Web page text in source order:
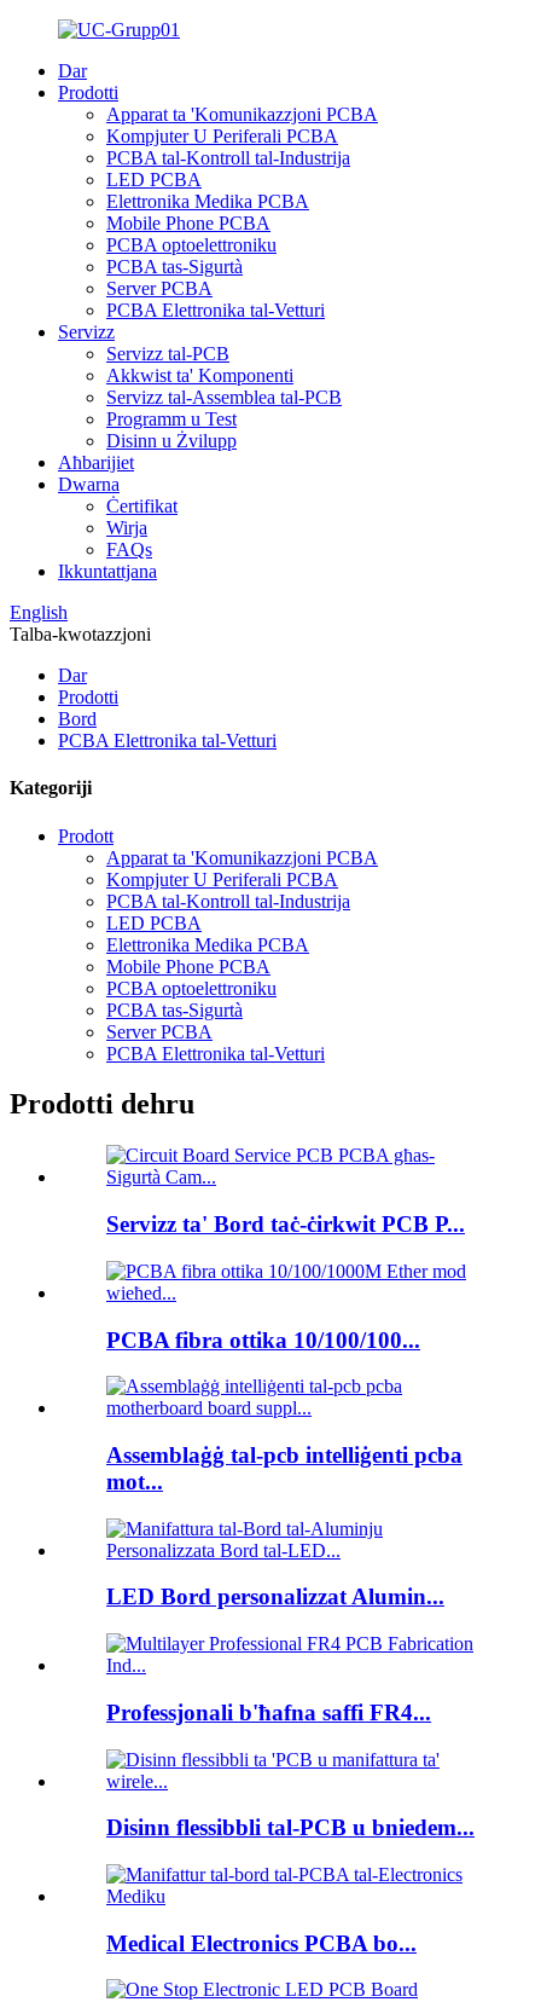
Dar
Prodotti
Apparat ta 'Komunikazzjoni PCBA
Kompjuter U Periferali PCBA
PCBA tal-Kontroll tal-Industrija
LED PCBA
Elettronika Medika PCBA
Mobile Phone PCBA
PCBA optoelettroniku
PCBA tas-Sigurtà
Server PCBA
PCBA Elettronika tal-Vetturi
Servizz
Servizz tal-PCB
Akkwist ta' Komponenti
Servizz tal-Assemblea tal-PCB
Programm u Test
Disinn u Żvilupp
Aħbarijiet
Dwarna
Ċertifikat
Wirja
FAQs
Ikkuntattjana
English
Talba-kwotazzjoni
Dar
Prodotti
Bord
PCBA Elettronika tal-Vetturi
Kategoriji
Prodott
Apparat ta 'Komunikazzjoni PCBA
Kompjuter U Periferali PCBA
PCBA tal-Kontroll tal-Industrija
LED PCBA
Elettronika Medika PCBA
Mobile Phone PCBA
PCBA optoelettroniku
PCBA tas-Sigurtà
Server PCBA
PCBA Elettronika tal-Vetturi
Prodotti dehru
Servizz ta' Bord taċ-ċirkwit PCB P...
PCBA fibra ottika 10/100/100...
Assemblaġġ tal-pcb intelliġenti pcba
mot...
LED Bord personalizzat Alumin...
Professjonali b'ħafna saffi FR4...
Disinn flessibbli tal-PCB u bniedem...
Medical Electronics PCBA bo...